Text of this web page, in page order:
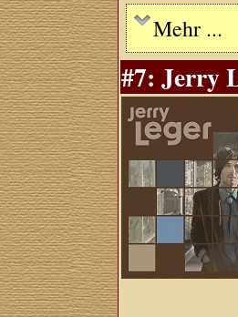
Mehr ...
#7: Jerry